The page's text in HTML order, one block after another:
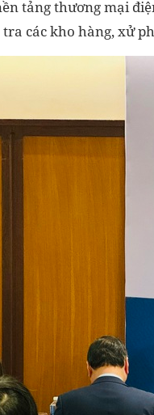
tảng thương mại
các kho hàng, xử